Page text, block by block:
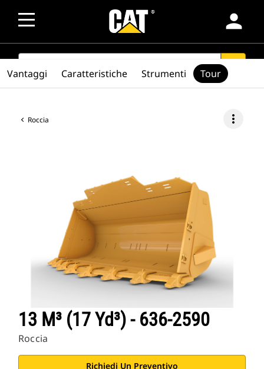
person
SEARCH search
Roccia more_vert
13 M³ (17 Yd³) - 636-2590
Roccia
Richiedi Un Preventivo
Vantaggi Caratteristiche Strumenti Tour